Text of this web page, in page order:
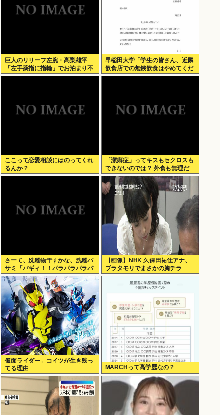
巨人のリリーフ左腕・高梨雄平
「左手薬指に指輪」でお泊まり不
倫愛
早稲田大学「学生の皆さん、近隣
飲食店での無銭飲食はやめてくだ
さい」
ここって恋愛相談にはのってくれ
るんか？
「潔癖症」ってキスもセクロスも
できないのでは？ 外食も無理だ
ろ。
さーて、洗濯物干すかな、洗濯バ
サミ「バギィ！！パラパラパラパ
ラ」
【画像】NHK 久保田祐佳アナ、
ブラタモリでまさかの胸チラ
仮面ライダー←コイツが生き残っ
てる理由
MARCHって高学歴なの？